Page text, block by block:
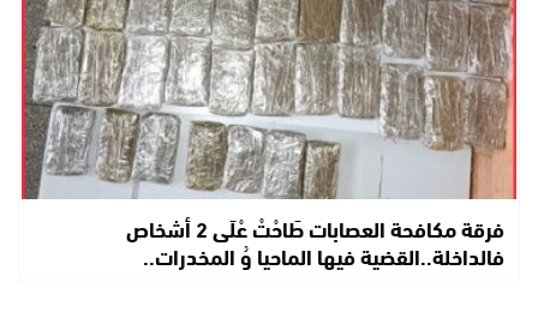
فرقة مكافحة العصابات طَاحْتْ عْلَى 2 أشخاص
فالداخلة..القضية فيها الماحيا وُ المخدرات..